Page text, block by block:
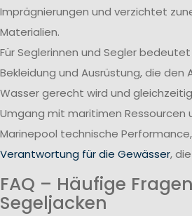
Imprägnierungen und verzichtet
Materialien.
Für Seglerinnen und Segler
Bekleidung und Ausrüstung, die
Wasser gerecht wird und
Umgang mit maritimen
Marinepool technische
Verantwortung für die Gewässer,
FAQ – Häufige
Segeljacken